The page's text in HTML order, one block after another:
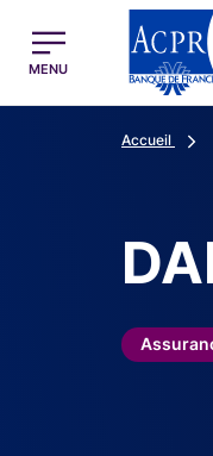
ACPR Menu Principal
MENU
Accueil